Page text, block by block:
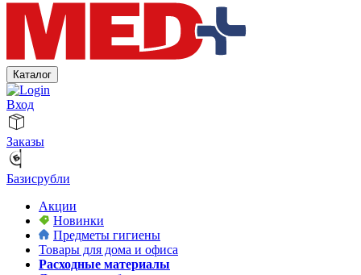
Каталог
Вход
Заказы
Базисрубли
Акции
Новинки
Предметы гигиены
Товары для дома и офиса
Расходные материалы